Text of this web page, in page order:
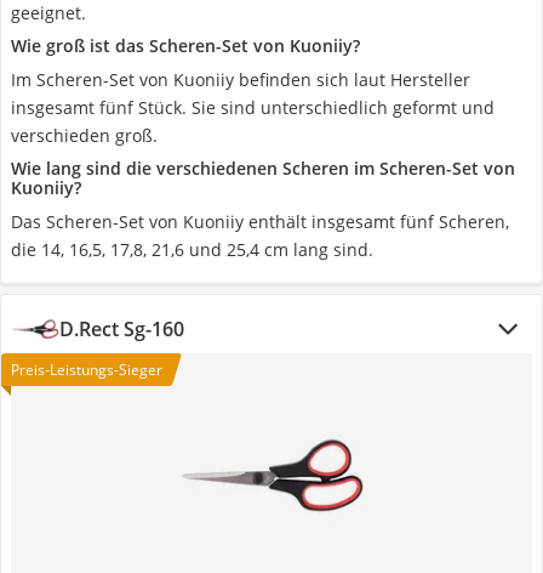
geeignet.
Wie groß ist das Scheren-Set von Kuoniiy?
Im Scheren-Set von Kuoniiy befinden sich laut Hersteller
insgesamt fünf Stück. Sie sind unterschiedlich geformt und
verschieden groß.
Wie lang sind die verschiedenen Scheren im Scheren-Set von
Kuoniiy?
Das Scheren-Set von Kuoniiy enthält insgesamt fünf Scheren,
die 14, 16,5, 17,8, 21,6 und 25,4 cm lang sind.
D.Rect Sg-160
Preis-Leistungs-Sieger